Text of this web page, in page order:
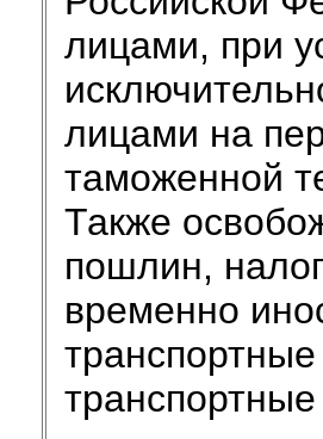
лицами, при
лицами на
таможенной
Также
пошлин,
временно